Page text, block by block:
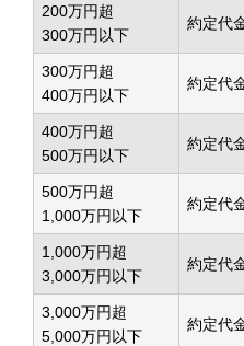
200万円超
300万円以下
約定代
300万円超
400万円以下
約定代
400万円超
500万円以下
約定代
500万円超
1,000万円以下
約定代
1,000万円超
3,000万円以下
約定代
3,000万円超
5,000万円以下
約定代